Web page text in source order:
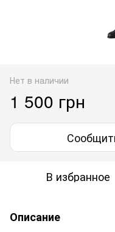
Нет в наличии
1 500 грн
В избранное
Описание